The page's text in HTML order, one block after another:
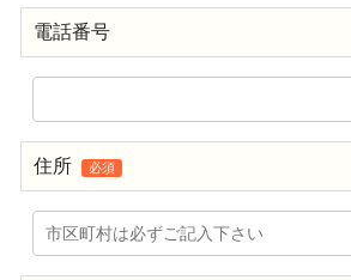
電話番号
住所 必須